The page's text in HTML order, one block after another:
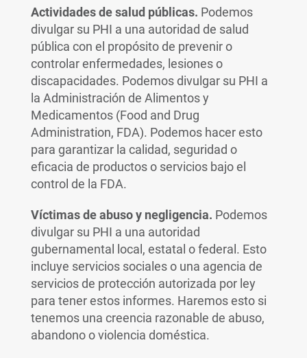
Actividades de salud públicas. Podemos
divulgar su PHI a una autoridad de salud
pública con el propósito de prevenir o
controlar enfermedades, lesiones o
discapacidades. Podemos divulgar su PHI a
la Administración de Alimentos y
Medicamentos (Food and Drug
Administration, FDA). Podemos hacer esto
para garantizar la calidad, seguridad o
eficacia de productos o servicios bajo el
control de la FDA.
Víctimas de abuso y negligencia. Podemos
divulgar su PHI a una autoridad
gubernamental local, estatal o federal. Esto
incluye servicios sociales o una agencia de
servicios de protección autorizada por ley
para tener estos informes. Haremos esto si
tenemos una creencia razonable de abuso,
abandono o violencia doméstica.